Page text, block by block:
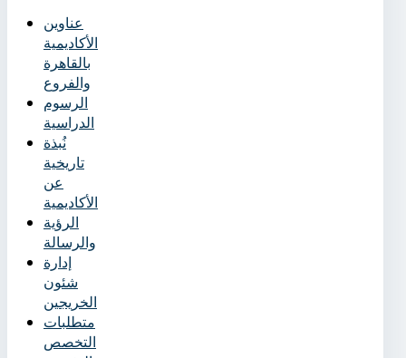
عناوين
الأكاديمية
بالقاهرة
والفروع
الرسوم
الدراسية
نُبذة
تاريخية
عن
الأكاديمية
الرؤية
والرسالة
إدارة
شئون
الخريجين
متطلبات
التخصص